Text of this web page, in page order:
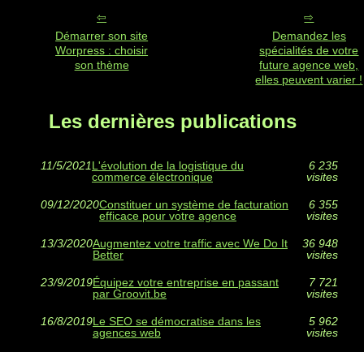
Démarrer son site
Worpress : choisir
son thème
Demandez les
spécialités de votre
future agence web,
elles peuvent varier !
Les dernières publications
11/5/2021L'évolution de la logistique du
commerce électronique
6 235
visites
09/12/2020Constituer un système de facturation
efficace pour votre agence
6 355
visites
13/3/2020Augmentez votre traffic avec We Do It
Better
36 948
visites
23/9/2019Équipez votre entreprise en passant
par Groovit.be
7 721
visites
16/8/2019Le SEO se démocratise dans les
agences web
5 962
visites